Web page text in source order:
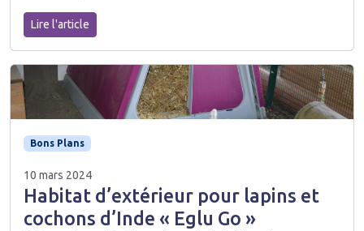
Lire l'article
Bons Plans
10 mars 2024
Habitat d’extérieur pour lapins et
cochons d’Inde « Eglu Go »